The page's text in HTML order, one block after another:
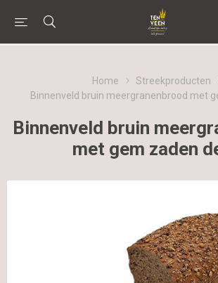
Home
Streekproducten
Binnenveld bruin meergranenbrood met
Binnenveld bruin
met gem zaden